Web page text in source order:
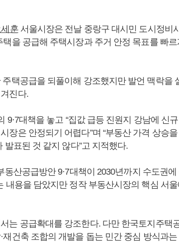
훈서울시장은 전날 중랑구 대시민 도시정비
택을 공급해 주택시장과 주거 안정 목표를 빠
택공급을 되풀이해 강조했지만 발언 맥락을
진다.
9·7대책을 놓고 “집값 급등 진원지 강남에 신
장은 안정되기 어렵다”며 “부동산 가격 상승
발표된 것 같지 않다”고 지적했다.
동산공급방안 9·7대책이 2030년까지 수도권
내용을 담았지만 정작 부동산시장의 핵심 서
는 공급확대를 강조한다. 다만 한국토지주택
재건축 조합의 개발을 돕는 민간 중심 방식과